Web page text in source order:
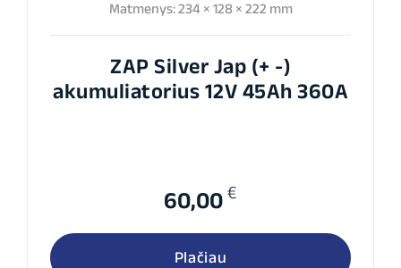
Matmenys: 234 × 128 × 222 mm
ZAP Silver Jap (+ -)
akumuliatorius 12V 45Ah 360A
60,00 €
Plačiau